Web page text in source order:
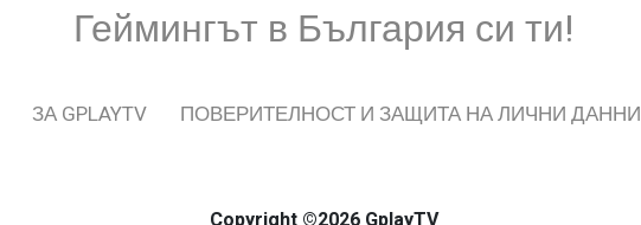
Геймингът в България си ти!
ЗА GPLAYTV ПОВЕРИТЕЛНОСТ И ЗАЩИТА НА ЛИЧНИ ДАННИ